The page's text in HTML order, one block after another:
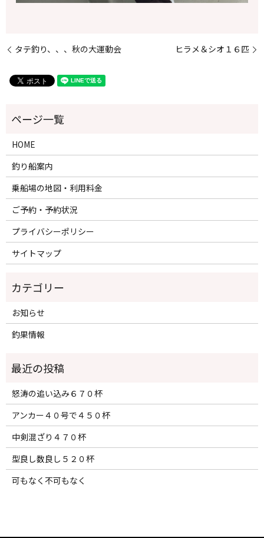
タテ釣り、、、秋の大運動会 ヒラメ＆シオ１６匹
HOME
釣り船案内
乗船場の地図・利用料金
ご予約・予約状況
プライバシーポリシー
サイトマップ
カテゴリー
お知らせ
釣果情報
怒涛の追い込み６７０杯
アンカー４０号で４５０杯
中剣混ざり４７０杯
型良し数良し５２０杯
可もなく不可もなく